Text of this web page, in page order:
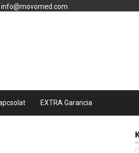
info@movomed.com
EXTRA Garancia